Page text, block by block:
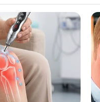
resminya, ia telah terlebih
Ia juga mengisi soundtrack
2012 dengan merilis
dengan lagu yang